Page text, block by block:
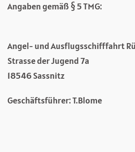
Angaben gemäß § 5 TMG:
Angel- und Ausflugsschifffahrt
Strasse der Jugend 7a
18546 Sassnitz
Geschäftsführer: T.Blome